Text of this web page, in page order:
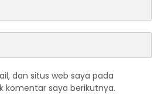
dan situs web saya pada
komentar saya berikutnya.